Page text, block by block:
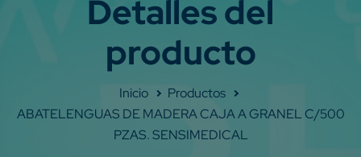
Shop
ABATELENGUAS DE MADERA CAJA A GRANEL C/500
PZAS. SENSIMEDICAL